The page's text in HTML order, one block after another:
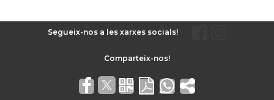
Segueix-nos a les xarxes socials!